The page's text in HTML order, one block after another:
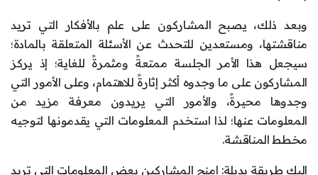
وبعد ذلك، يصبح المشاركون على علم بالأفكار التي تريد
مناقشتها، ومستعدين للتحدث عن الأسئلة المتعلقة بالمادة؛
سيجعل هذا الأمر الجلسة ممتعةً ومثمرةً للغاية؛ إذ يركز
المشاركون على ما وجدوه أكثر إثارةً للاهتمام، وعلى الأمور التي
وجدوها محيرةً، والأمور التي يريدون معرفة مزيد من
المعلومات عنها؛ لذا استخدم المعلومات التي يقدمونها لتوجيه
مخطط المناقشة.
إليك طريقة بديلة: امنح المشاركين بعض المعلومات التي تريد